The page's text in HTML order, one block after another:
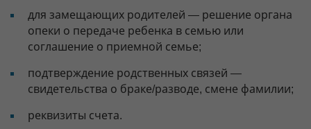
для замещающих родителей — решение органа
опеки о передаче ребенка в семью или
соглашение о приемной семье;
подтверждение родственных связей —
свидетельства о браке/разводе, смене фамилии;
реквизиты счета.